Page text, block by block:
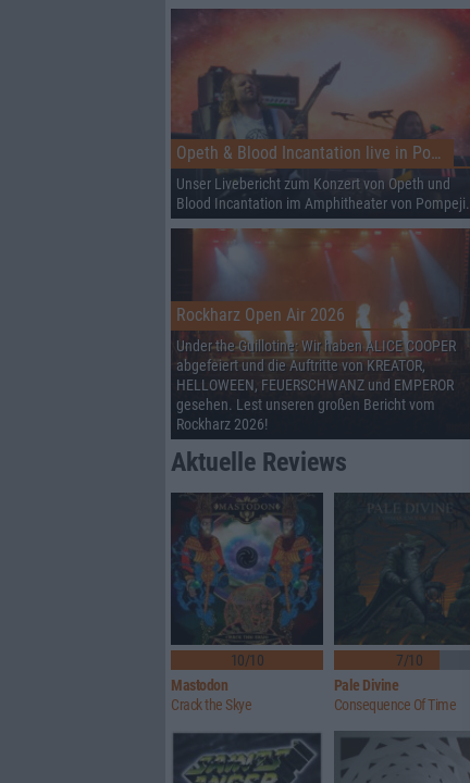
Opeth & Blood Incantation live in Pompeji
Unser Livebericht zum Konzert von Opeth und
Blood Incantation im Amphitheater von Pompeji.
Rockharz Open Air 2026
Under the Guillotine: Wir haben ALICE COOPER
abgefeiert und die Auftritte von KREATOR,
HELLOWEEN, FEUERSCHWANZ und EMPEROR
gesehen. Lest unseren großen Bericht vom
Rockharz 2026!
Aktuelle Reviews
10/10
Mastodon
Crack the Skye
7/10
Pale Divine
Consequence Of Time